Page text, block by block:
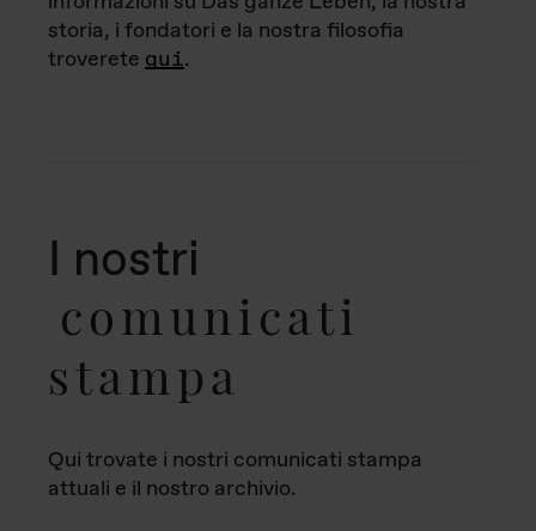
storia, i fondatori e la nostra filosofia
troverete qui.
I nostri
comunicati
stampa
Qui trovate i nostri comunicati stampa
attuali e il nostro archivio.